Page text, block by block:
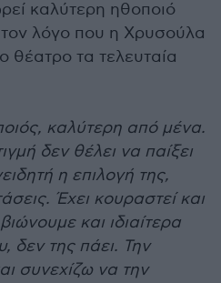
καλύτερη ηθοποιό
λόγο που η Χρυσούλα
θέατρο τα τελευταία
καλύτερη από μένα.
δεν θέλει να παίξει
η επιλογή της,
Έχει κουραστεί και
και ιδιαίτερα
δεν της πάει. Την
συνεχίζω να την